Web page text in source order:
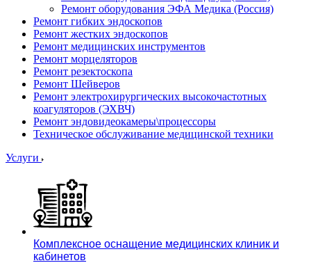
Ремонт оборудования ЭФА Медика (Россия)
Ремонт гибких эндоскопов
Ремонт жестких эндоскопов
Ремонт медицинских инструментов
Ремонт морцеляторов
Ремонт резектоскопа
Ремонт Шейверов
Ремонт электрохирургических высокочастотных
коагуляторов (ЭХВЧ)
Ремонт эндовидеокамеры\процессоры
Техническое обслуживание медицинской техники
Услуги
Комплексное оснащение медицинских клиник и
кабинетов